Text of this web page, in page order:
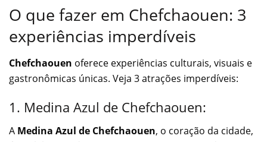
O que fazer em Chefchaouen: 3
experiências imperdíveis
Chefchaouen oferece experiências culturais, visuais e
gastronômicas únicas. Veja 3 atrações imperdíveis:
1. Medina Azul de Chefchaouen:
A Medina Azul de Chefchaouen, o coração da cidade,